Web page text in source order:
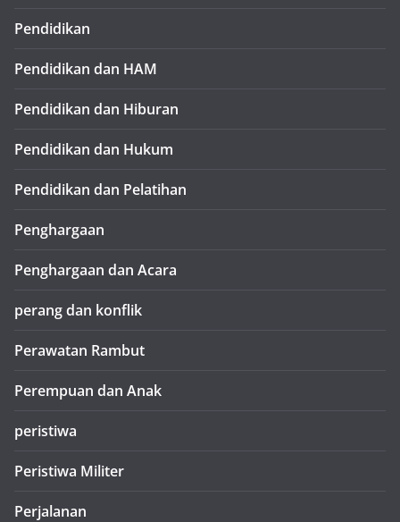
Pendidikan
Pendidikan dan HAM
Pendidikan dan Hiburan
Pendidikan dan Hukum
Pendidikan dan Pelatihan
Penghargaan
Penghargaan dan Acara
perang dan konflik
Perawatan Rambut
Perempuan dan Anak
peristiwa
Peristiwa Militer
Perjalanan